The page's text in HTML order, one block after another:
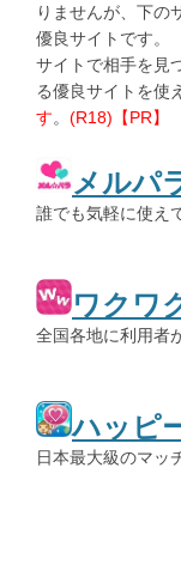
りませんが、下の
優良サイトです。
サイトで相手を見
る優良サイトを使
す。 (R18)【PR】
メルパ
誰でも気軽に使え
ワクワ
全国各地に利用者
ハッピ
日本最大級のマッ